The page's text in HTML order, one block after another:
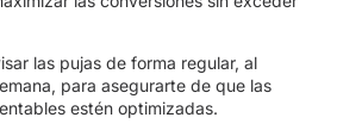
las pujas de forma regular, al
para asegurarte de que las
estén optimizadas.